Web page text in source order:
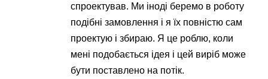
спроектував. Ми іноді беремо в роботу
подібні замовлення і я їх повністю сам
проектую і збираю. Я це роблю, коли
мені подобається ідея і цей виріб може
бути поставлено на потік.